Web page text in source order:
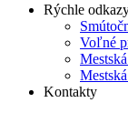
Rýchle
Voľné
Kontakty